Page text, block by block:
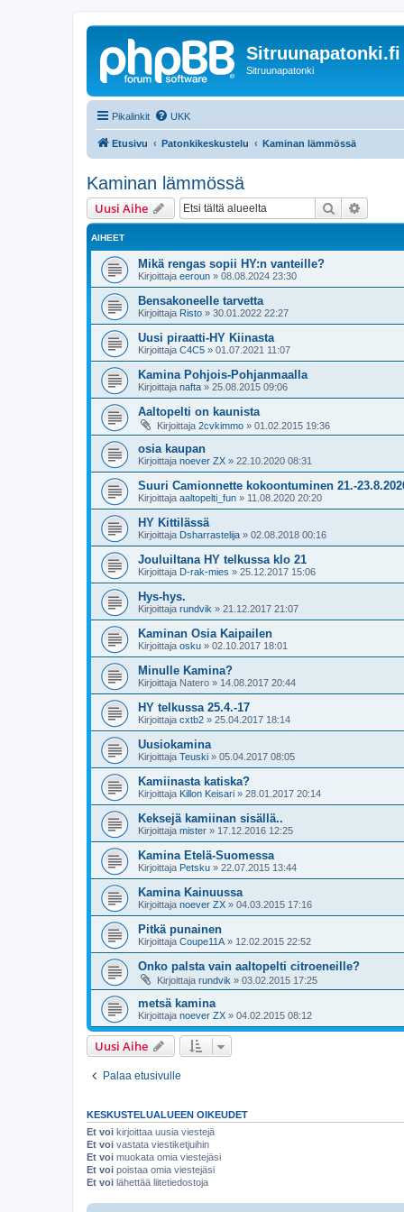
Sitruunapatonki.fi
Sitruunapatonki
Pikalinkit UKK
Etusivu Patonkikeskustelu Kaminan lämmössä
Kaminan lämmössä
Uusi Aihe Etsi
AIHEET
Mikä rengas sopii HY:n vanteille?
Kirjoittaja eeroun » 08.08.2024 23:30
Bensakoneelle tarvetta
Kirjoittaja Risto » 30.01.2022 22:27
Uusi piraatti-HY Kiinasta
Kirjoittaja C4C5 » 01.07.2021 11:07
Kamina Pohjois-Pohjanmaalla
Kirjoittaja nafta » 25.08.2015 09:06
Aaltopelti on kaunista
Kirjoittaja 2cvkimmo » 01.02.2015 19:36
osia kaupan
Kirjoittaja noever ZX » 22.10.2020 08:31
Suuri Camionnette kokoontuminen 21.-
Kirjoittaja aaltopelti_fun » 11.08.2020 20:20
HY Kittilässä
Kirjoittaja Dsharrastelija » 02.08.2018 00:16
Jouluiltana HY telkussa klo 21
Kirjoittaja D-rak-mies » 25.12.2017 15:06
Hys-hys.
Kirjoittaja rundvik » 21.12.2017 21:07
Kaminan Osia Kaipailen
Kirjoittaja osku » 02.10.2017 18:01
Minulle Kamina?
Kirjoittaja Natero » 14.08.2017 20:44
HY telkussa 25.4.-17
Kirjoittaja cxtb2 » 25.04.2017 18:14
Uusiokamina
Kirjoittaja Teuski » 05.04.2017 08:05
Kamiinasta katiska?
Kirjoittaja Killon Keisari » 28.01.2017 20:14
Keksejä kamiinan sisällä..
Kirjoittaja mister » 17.12.2016 12:25
Kamina Etelä-Suomessa
Kirjoittaja Petsku » 22.07.2015 13:44
Kamina Kainuussa
Kirjoittaja noever ZX » 04.03.2015 17:16
Pitkä punainen
Kirjoittaja Coupe11A » 12.02.2015 22:52
Onko palsta vain aaltopelti citroeneille?
Kirjoittaja rundvik » 03.02.2015 17:25
metsä kamina
Kirjoittaja noever ZX » 04.02.2015 08:12
Uusi Aihe
Palaa etusivulle
KESKUSTELUALUEEN OIKEUDET
Et voi kirjoittaa uusia viestejä
Et voi vastata viestiketjuihin
Et voi muokata omia viestejäsi
Et voi poistaa omia viestejäsi
Et voi lähettää liitetiedostoja